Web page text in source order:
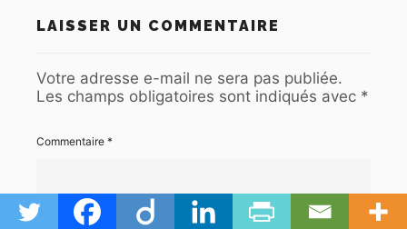
LAISSER UN COMMENTAIRE
Votre adresse e-mail ne sera pas publiée.
Les champs obligatoires sont indiqués avec *
Commentaire *